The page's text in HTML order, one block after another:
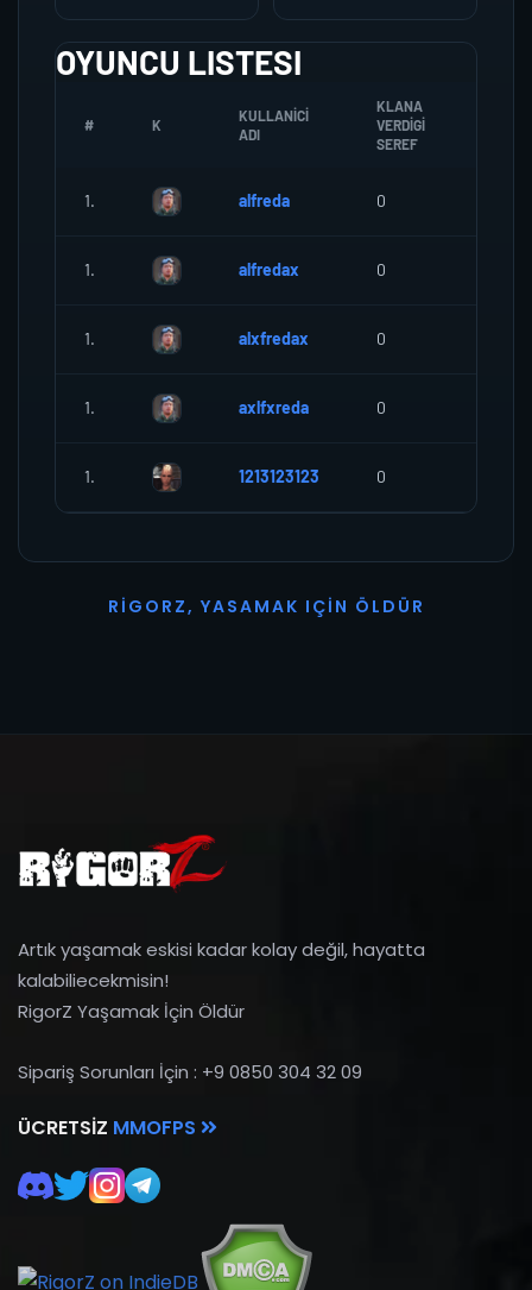
OYUNCU LISTESI
# K
KULLANICI
ADI
KLANA
VERDIGI
SEREF
1. alfreda 0
1. alfredax 0
1. alxfredax 0
1. axlfxreda 0
1. 1213123123 0
R I G O R Z, YASAMAK I ÇI N Ö L D Ü R
Artık yaşamak eskisi kadar kolay değil, hayatta
kalabiliecekmisin!
RigorZ Yaşamak İçin Öldür
Sipariş Sorunları İçin : +9 0850 304 32 09
ÜCRETSIZ MMOFPS